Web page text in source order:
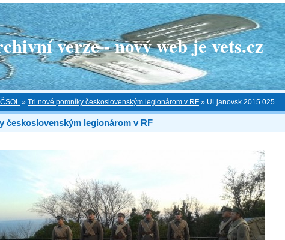
verze - nový web je vets.cz
ČSOL » Tri nové pomníky československým legionárom v RF » ULjanovsk 2015 025
československým legionárom v RF